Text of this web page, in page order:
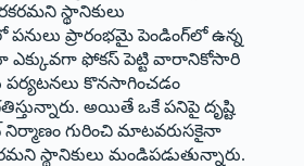
స్థానికులు
పనులు ప్రారంభమై పెండింగ్‌లో ఉన్న
ఎక్కువగా ఫోకస్‌ ‌పెట్టి వారానికోసారి
పర్యటనలు కొనసాగించడం
అయితే ఒకే పనిపై దృష్టి
గురించి మాటవరుసకైనా
స్థానికులు మండిపడుతున్నారు.